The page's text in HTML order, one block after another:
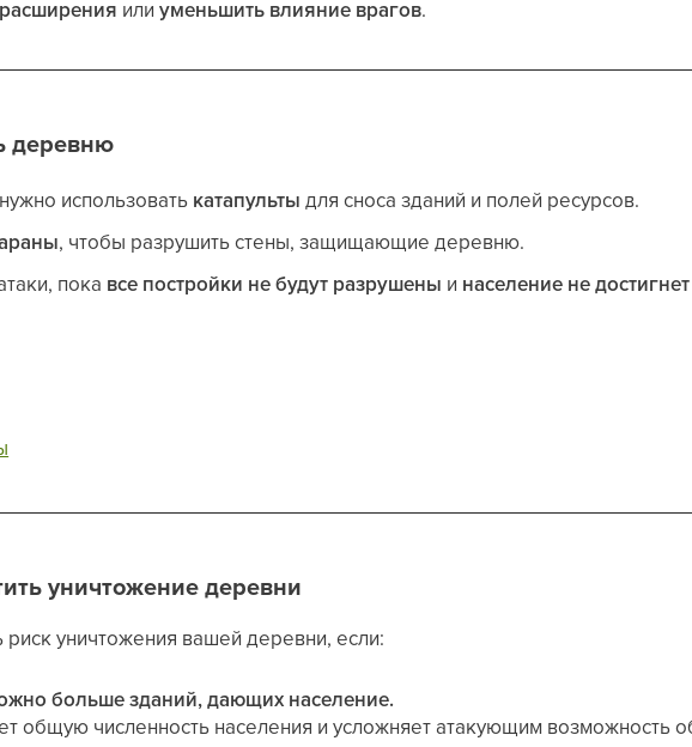
илиуменьшить влияние врагов.
деревню
использовать катапульты для сноса зданий и полей ресурсов.
, чтобы разрушить стены, защищающие деревню.
пока все постройки не будут разрушены и население не
уничтожение деревни
уничтожения вашей деревни, если:
больше зданий, дающих население.
общую численность населения и усложняет атакующим возможность